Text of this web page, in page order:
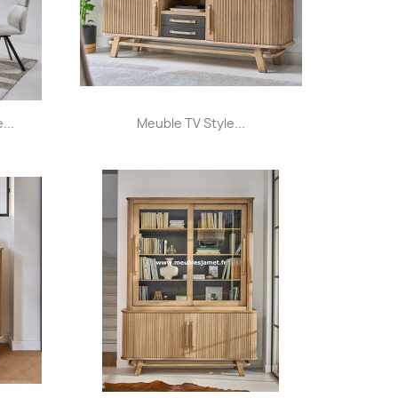
Aperçu rapide
Meuble TV Style...